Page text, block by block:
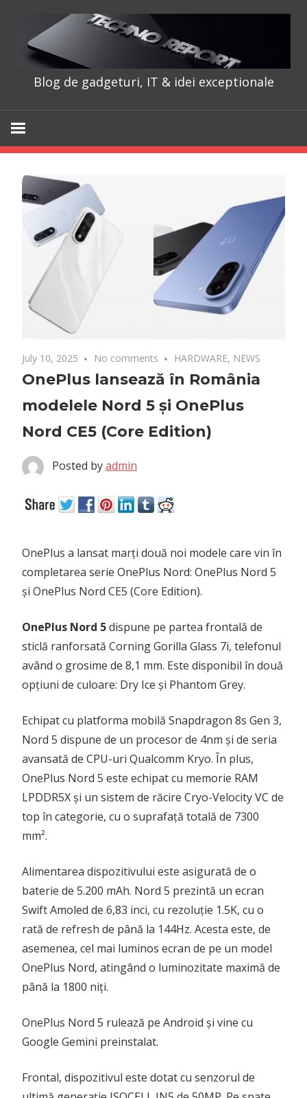
content
Blog de gadgeturi, IT & idei exceptionale
July 10, 2025 No comments HARDWARE, NEWS
OnePlus lansează în România
modelele Nord 5 și OnePlus
Nord CE5 (Core Edition)
Posted byadmin
OnePlus a lansat marți două noi modele care vin în
completarea serie OnePlus Nord: OnePlus Nord 5
și OnePlus Nord CE5 (Core Edition).
OnePlus Nord 5dispune pe partea frontală de
sticlă ranforsată Corning Gorilla Glass 7i, telefonul
având o grosime de 8,1 mm. Este disponibil în două
opțiuni de culoare: Dry Ice și Phantom Grey.
Echipat cu platforma mobilă Snapdragon 8s Gen 3,
Nord 5 dispune de un procesor de 4nm și de seria
avansată de CPU-uri Qualcomm Kryo. În plus,
OnePlus Nord 5 este echipat cu memorie RAM
LPDDR5X și un sistem de răcire Cryo-Velocity VC de
top în categorie, cu o suprafață totală de 7300
mm².
Alimentarea dispozitivului este asigurată de o
baterie de 5.200 mAh. Nord 5 prezintă un ecran
Swift Amoled de 6,83 inci, cu rezoluție 1.5K, cu o
rată de refresh de până la 144Hz. Acesta este, de
asemenea, cel mai luminos ecran de pe un model
OnePlus Nord, atingând o luminozitate maximă de
până la 1800 niți.
OnePlus Nord 5 rulează pe Android și vine cu
Google Gemini preinstalat.
Frontal, dispozitivul este dotat cu senzorul de